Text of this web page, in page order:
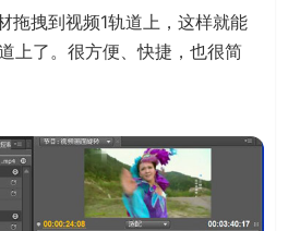
拽到视频1轨道上，这样就能
上了。很方便、快捷，也很简